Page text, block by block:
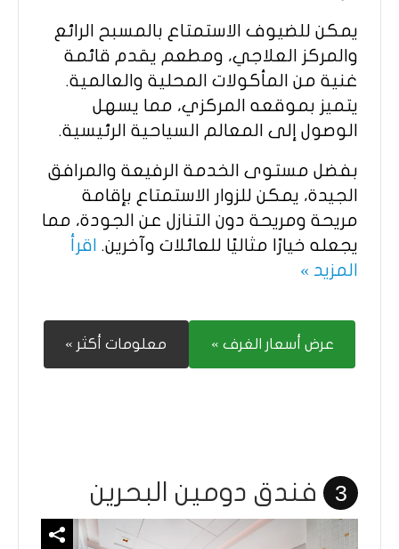
يمكن للضيوف الاستمتاع بالمسبح الرائع
والمركز العلاجي، ومطعم يقدم قائمة
غنية من المأكولات المحلية والعالمية.
يتميز بموقعه المركزي، مما يسهل
الوصول إلى المعالم السياحية الرئيسية.
بفضل مستوى الخدمة الرفيعة والمرافق
الجيدة، يمكن للزوار الاستمتاع بإقامة
مريحة ومريحة دون التنازل عن الجودة، مما
يجعله خيارًا مثاليًا للعائلات وآخرين. اقرأ
المزيد »
عرض أسعار الغرف » معلومات أكثر »
3 فندق دومين البحرين